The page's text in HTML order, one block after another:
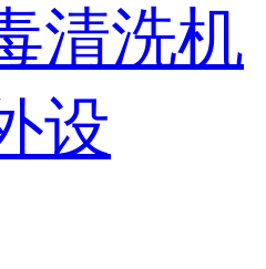
清洗机
设